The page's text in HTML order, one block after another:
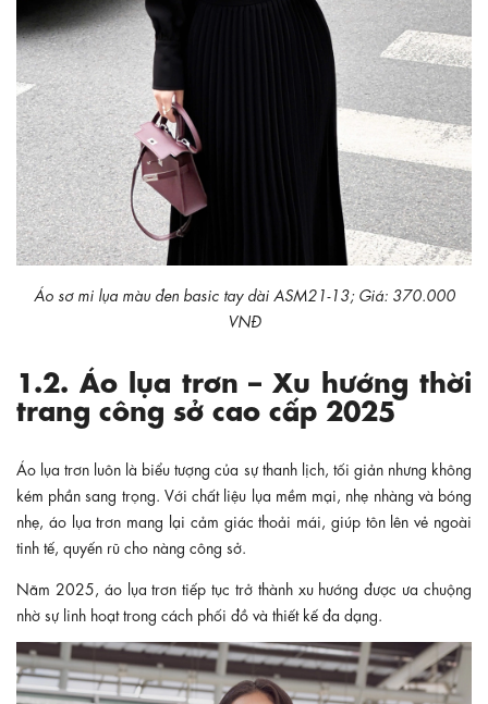
Áo sơ mi lụa màu đen basic tay dài ASM21-13; Giá: 370.000
VNĐ
1.2. Áo lụa trơn – Xu hướng thời
trang công sở cao cấp 2025
Áo lụa trơn luôn là biểu tượng của sự thanh lịch, tối giản nhưng không
kém phần sang trọng. Với chất liệu lụa mềm mại, nhẹ nhàng và bóng
nhẹ, áo lụa trơn mang lại cảm giác thoải mái, giúp tôn lên vẻ ngoài
tinh tế, quyến rũ cho nàng công sở.
Năm 2025, áo lụa trơn tiếp tục trở thành xu hướng được ưa chuộng
nhờ sự linh hoạt trong cách phối đồ và thiết kế đa dạng.